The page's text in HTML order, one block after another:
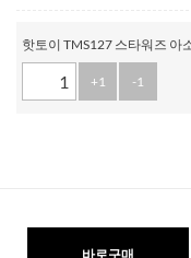
핫토이 TMS127 스타워즈
+1 -1
바로구매